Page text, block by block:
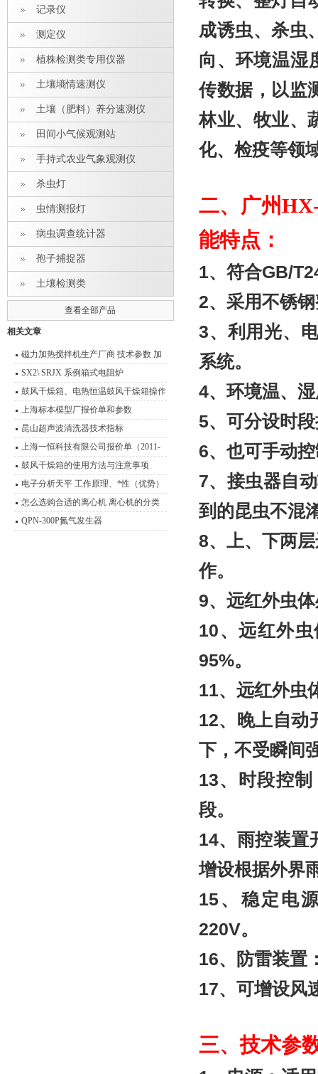
记录仪
测定仪
植株检测类专用仪器
土壤墒情速测仪
土壤（肥料）养分速测仪
田间小气候观测站
手持式农业气象观测仪
杀虫灯
虫情测报灯
病虫调查统计器
孢子捕捉器
土壤检测类
查看全部产品
相关文章
磁力加热搅拌机生产厂商 技术参数 加
热磁力搅拌器应用范围
SX2\ SRJX 系例箱式电阻炉
鼓风干燥箱、电热恒温鼓风干燥箱操作
技术 性能特点
上海标本模型厂报价单和参数
昆山超声波清洗器技术指标
上海一恒科技有限公司报价单（2011-
2012）
鼓风干燥箱的使用方法与注意事项
电子分析天平 工作原理、*性（优势）
怎么选购合适的离心机 离心机的分类
及其原理介绍
QPN-300P氮气发生器
成诱虫、杀虫
向、环境温湿
传数据，以监
林业、牧业、
化、检疫等领
二、 广州
能特点：
1、符合GB/
2、采用不锈
3、利用光、
系统。
4、环境温、
5、可分设时
6、也可手动
7、接虫器自
到的昆虫不混
8、上、下两
作。
9、远红外虫
10、远红外
95%。
11、远红外虫
12、晚上自动
下，不受瞬间
13、时段控
段。
14、雨控装置
增设根据外界
15、稳定电
220V。
16、防雷装置
17、可增设风
三、技术参